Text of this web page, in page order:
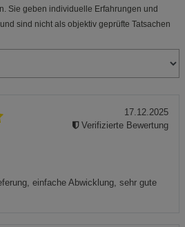
Sie geben individuelle Erfahrungen und
sind nicht als objektiv geprüfte Tatsachen
einfache Abwicklung, sehr gute
17.12.2025
Verifizierte Bewertung